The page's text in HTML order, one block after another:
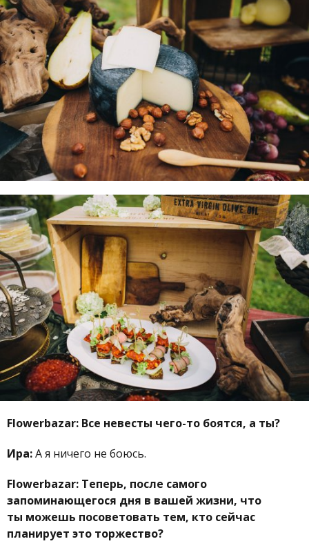
Flowerbazar: Все невесты чего-то боятся, а ты?
Ира:А я ничего не боюсь.
Flowerbazar: Теперь, после самого
запоминающегося дня в вашей жизни, что
ты можешь посоветовать тем, кто сейчас
планирует это торжество?